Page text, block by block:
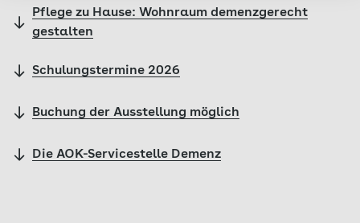
Pflege zu Hause: Wohnraum demenzgerecht
gestalten
Schulungstermine 2026
Buchung der Ausstellung möglich
Die AOK-Servicestelle Demenz